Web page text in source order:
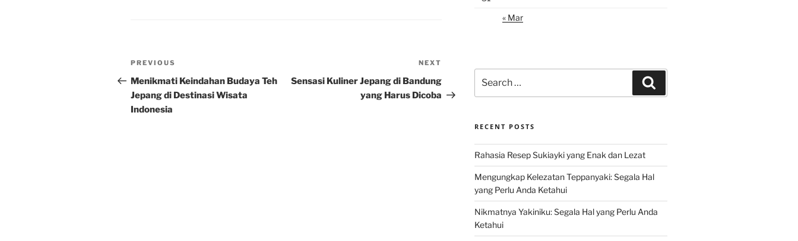
Post
navigation
Previous
Post
PREVIOUS
Menikmati Keindahan Budaya Teh
Jepang di Destinasi Wisata
Indonesia
Post
NEXT
Sensasi Kuliner Jepang di Bandung
yang Harus Dicoba
« Mar
for:
RECENT POSTS
Rahasia Resep Sukiayki yang Enak dan Lezat
Mengungkap Kelezatan Teppanyaki: Segala Hal
yang Perlu Anda Ketahui
Nikmatnya Yakiniku: Segala Hal yang Perlu Anda
Ketahui